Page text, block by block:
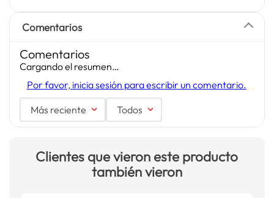
Comentarios
Comentarios
Cargando el resumen…
Por favor, inicia sesión para escribir un comentario.
Más reciente Todos
Clientes que vieron este producto
también vieron